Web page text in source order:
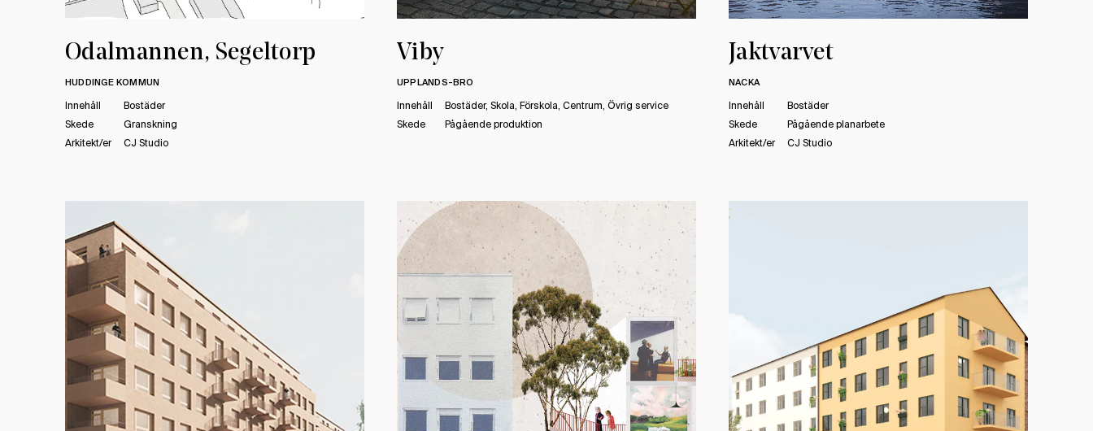
Odalmannen, Segeltorp
HUDDINGE KOMMUN
Innehåll
Bostäder
Skede
Granskning
Arkitekt/er
CJ Studio
Viby
UPPLANDS-BRO
Innehåll
Bostäder, Skola, Förskola, Centrum, Övrig service
Skede
Pågående produktion
Jaktvarvet
NACKA
Innehåll
Bostäder
Skede
Pågående planarbete
Arkitekt/er
CJ Studio